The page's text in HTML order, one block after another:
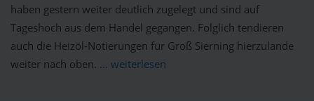
haben gestern weiter deutlich zugelegt und sind auf
Tageshoch aus dem Handel gegangen. Folglich tendieren
auch die Heizöl-Notierungen für Groß Sierning hierzulande
weiter nach oben. ... weiterlesen